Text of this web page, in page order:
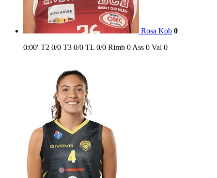
Rosa Kob 0
0:00′ T2 0/0 T3 0/0 TL 0/0 Rimb 0 Ass 0 Val 0